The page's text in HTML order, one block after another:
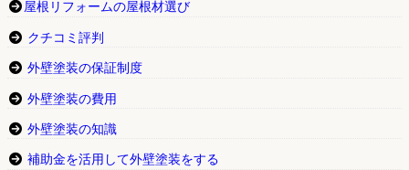
屋根リフォームの屋根材選び
クチコミ評判
外壁塗装の保証制度
外壁塗装の費用
外壁塗装の知識
補助金を活用して外壁塗装をする